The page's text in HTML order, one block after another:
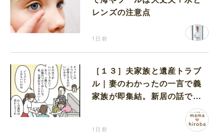
レンズの注意点
1日前
［１３］夫家族と遺産トラブ
ル｜妻のわかったの一言で義
家族が即集結。新居の話で盛
り上がる義家族を置いて実家
1日前